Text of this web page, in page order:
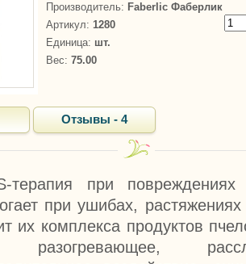
Производитель: Faberlic Фаберлик
Артикул: 1280
Единица: шт.
Вес: 75.00
Отзывы - 4
терапия при
при ушибах,
их комплекса продуктов
разогревающее,